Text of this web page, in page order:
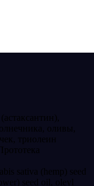
оливы,
триолеин
sativa (hemp) seed
seed oil, oleyl